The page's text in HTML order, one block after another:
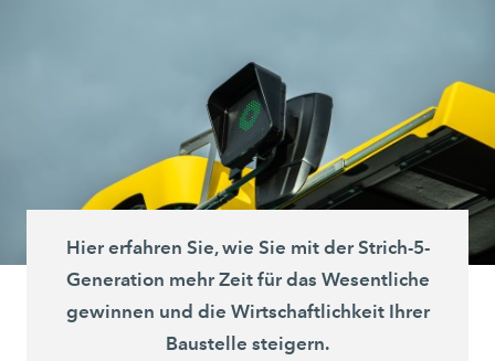
Hier erfahren Sie, wie Sie mit der Strich-5-
Generation mehr Zeit für das Wesentliche
gewinnen und die Wirtschaftlichkeit Ihrer
Baustelle steigern.